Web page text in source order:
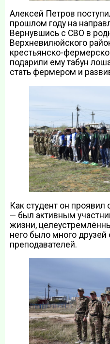
Алексей Петров
прошлом году на
Вернувшись с СВО в
Верхневилюйского
крестьянско-
подарили ему табун
стать фермером и
Как студент он
— был активным
жизни,
него было много друзей
преподавателей.